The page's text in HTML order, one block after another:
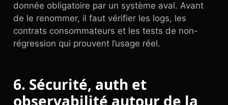
donnée obligatoire par un système aval. Avant
de le renommer, il faut vérifier les logs, les
contrats consommateurs et les tests de non-
régression qui prouvent l’usage réel.
6. Sécurité, auth et
observabilité autour de la